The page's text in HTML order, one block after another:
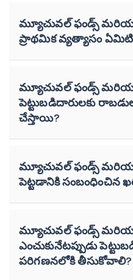
మ్యూచువల్ ఫండ్స్
ప్రాథమిక వ్యత్యాసం
మ్యూచువల్ ఫండ్స్
పెట్టుబడిదారులకు
చేస్తాయి?
మ్యూచువల్ ఫండ్స్
పెట్టడానికి సంబంధించిన
మ్యూచువల్ ఫండ్స్
ఎంచుకునేటప్పుడు
పరిగణనలోకి తీసుకోవాలి?